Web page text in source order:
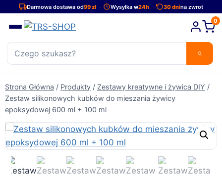
PrzejdźDarmowa dostawa od99 zł Wysyłka w24h 30 dnina zwrot
0
Strona Główna / Produkty / Zestawy kreatywne i żywica DIY /
Zestaw silikonowych kubków do mieszania żywicy
epoksydowej 600 ml + 100 ml